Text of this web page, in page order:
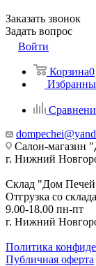
Заказать звонок
Задать вопрос
Войти
Корзина0
Салон-магазин
г. Нижний
Склад "Дом
Отгрузка со склада
9.00-18.00 пн-пт
г. Нижний
Политика
Публичная оферта